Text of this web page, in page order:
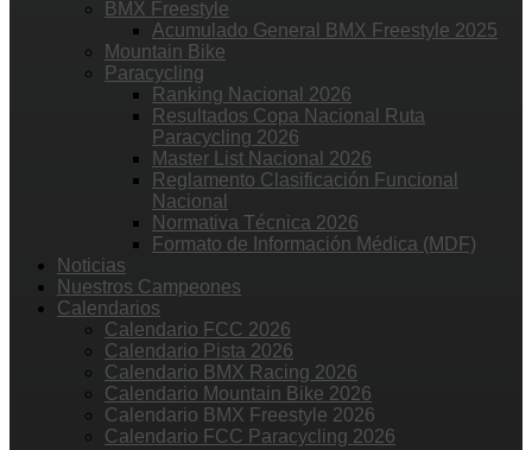
BMX Freestyle
Acumulado General BMX Freestyle 2025
Mountain Bike
Paracycling
Ranking Nacional 2026
Resultados Copa Nacional Ruta
Paracycling 2026
Master List Nacional 2026
Reglamento Clasificación Funcional
Nacional
Normativa Técnica 2026
Formato de Información Médica (MDF)
Noticias
Nuestros Campeones
Calendarios
Calendario FCC 2026
Calendario Pista 2026
Calendario BMX Racing 2026
Calendario Mountain Bike 2026
Calendario BMX Freestyle 2026
Calendario FCC Paracycling 2026